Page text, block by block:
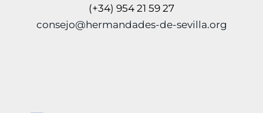
(+34) 954 21 59 27
consejo@hermandades-de-sevilla.org